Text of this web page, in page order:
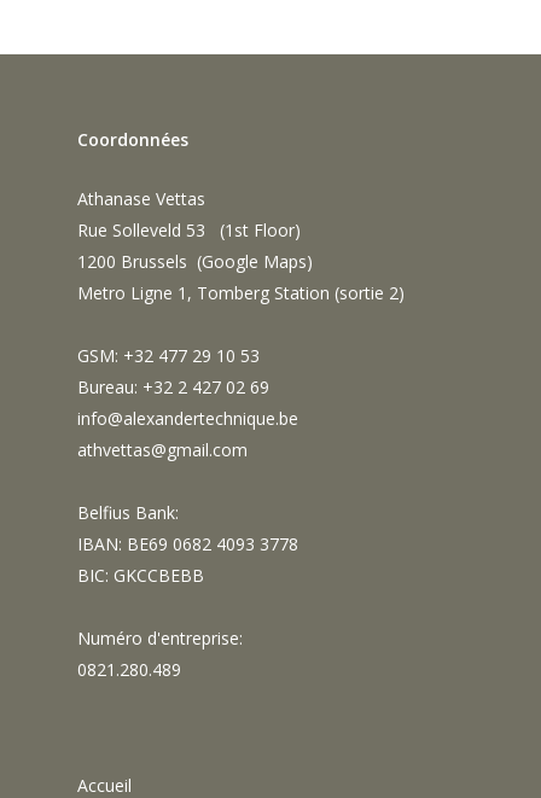
Coordonnées
Athanase Vettas
Rue Solleveld 53 (1st Floor)
1200 Brussels (Google Maps)
Metro Ligne 1, Tomberg Station (sortie 2)
GSM: +32 477 29 10 53
Bureau: +32 2 427 02 69
info@alexandertechnique.be
athvettas@gmail.com
Belfius Bank:
IBAN: BE69 0682 4093 3778
BIC: GKCCBEBB
Numéro d'entreprise:
0821.280.489
Accueil